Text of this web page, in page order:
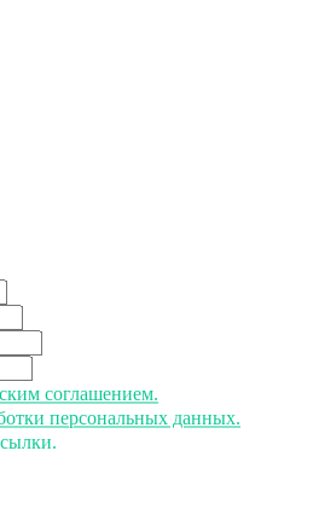
соглашением.
персональных данных.